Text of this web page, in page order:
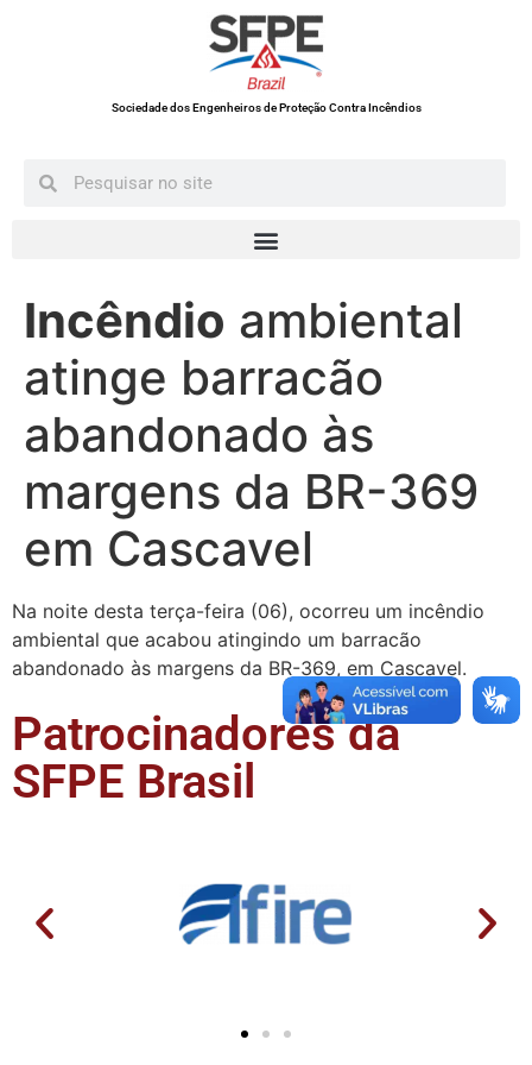
Sociedade dos Engenheiros de Proteção Contra Incêndios
Incêndio ambiental
atinge barracão
abandonado às
margens da BR-369
em Cascavel
Na noite desta terça-feira (06), ocorreu um incêndio
ambiental que acabou atingindo um barracão
abandonado às margens da BR-369, em Cascavel.
Patrocinadores da
SFPE Brasil